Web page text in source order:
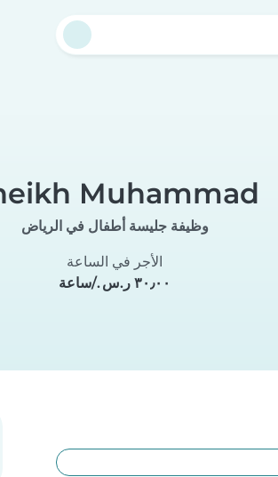
Muhammad
وظيفة جليسة أطفال في الرياض
الأجر في الساعة